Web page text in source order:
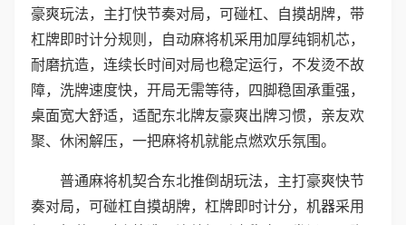
豪爽玩法，主打快节奏对局，可碰杠、自摸胡牌，带
杠牌即时计分规则，自动麻将机采用加厚纯铜机芯，
耐磨抗造，连续长时间对局也稳定运行，不发烫不故
障，洗牌速度快，开局无需等待，四脚稳固承重强，
桌面宽大舒适，适配东北牌友豪爽出牌习惯，亲友欢
聚、休闲解压，一把麻将机就能点燃欢乐氛围。
普通麻将机契合东北推倒胡玩法，主打豪爽快节
奏对局，可碰杠自摸胡牌，杠牌即时计分，机器采用